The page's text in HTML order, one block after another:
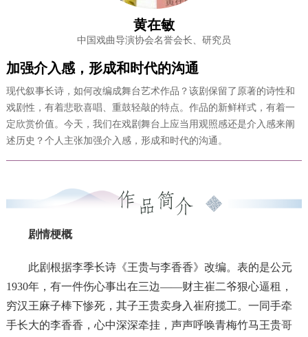
黄在敏
中国戏曲导演协会名誉会长、研究员
加强介入感，形成和时代的沟通
现代叙事长诗，如何改编成舞台艺术作品？该剧保留了原著的诗性和
戏剧性，有着悲歌喜唱、重鼓轻敲的特点。作品的新鲜样式，有着一
定欣赏价值。今天，我们在戏剧舞台上应当用观照感还是介入感来阐
述历史？个人主张加强介入感，形成和时代的沟通。
剧情梗概
此剧根据李季长诗《王贵与李香香》改编。表的是公元
1930年，有一件伤心事出在三边——财主崔二爷狠心逼租，
穷汉王麻子棒下惨死，其子王贵卖身入崔府揽工。一同手牵
手长大的李香香，心中深深牵挂，声声呼唤青梅竹马王贵哥